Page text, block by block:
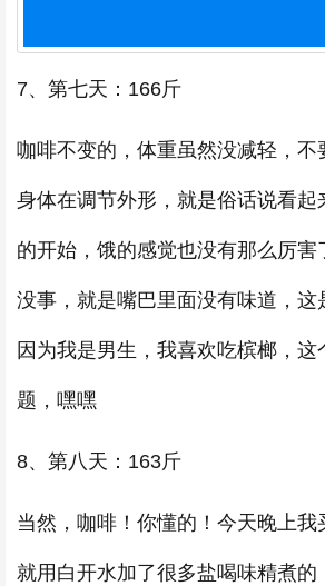
7、第七天：166斤
咖啡不变的，体重虽然没减轻，不
身体在调节外形，就是俗话说看起
的开始，饿的感觉也没有那么厉害
没事，就是嘴巴里面没有味道，这
因为我是男生，我喜欢吃槟榔，这
题，嘿嘿
8、第八天：163斤
当然，咖啡！你懂的！今天晚上我
就用白开水加了很多盐喝味精煮的